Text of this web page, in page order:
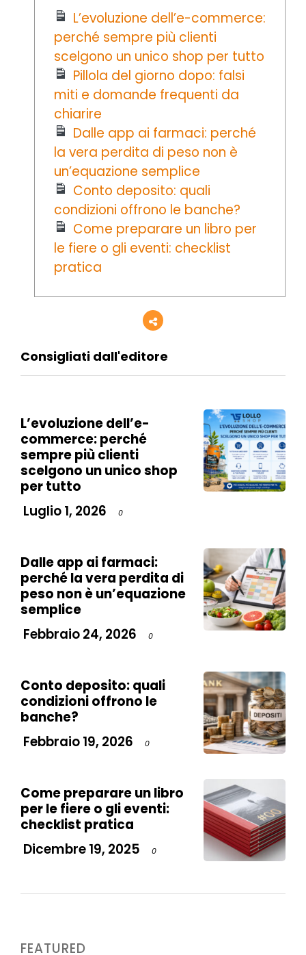
L’evoluzione dell’e-commerce:
perché sempre più clienti
scelgono un unico shop per tutto
Pillola del giorno dopo: falsi
miti e domande frequenti da
chiarire
Dalle app ai farmaci: perché
la vera perdita di peso non è
un’equazione semplice
Conto deposito: quali
condizioni offrono le banche?
Come preparare un libro per
le fiere o gli eventi: checklist
pratica
Consigliati dall'editore
L’evoluzione dell’e-
commerce: perché
sempre più clienti
scelgono un unico shop
per tutto
Luglio 1, 2026
0
Dalle app ai farmaci:
perché la vera perdita di
peso non è un’equazione
semplice
Febbraio 24, 2026
0
Conto deposito: quali
condizioni offrono le
banche?
Febbraio 19, 2026
0
Come preparare un libro
per le fiere o gli eventi:
checklist pratica
Dicembre 19, 2025
0
FEATURED